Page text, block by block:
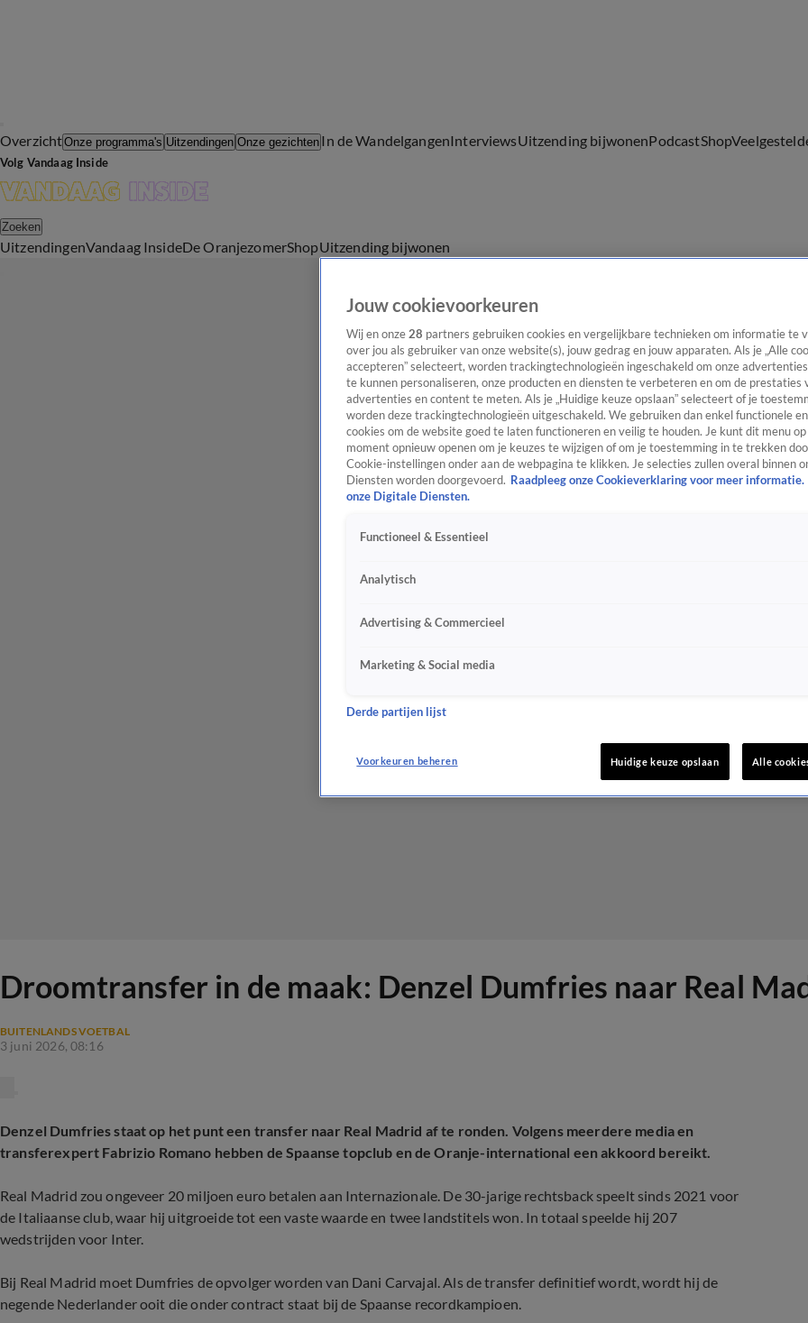
OverzichtOnze programma's Uitzendingen Onze gezichten In de WandelgangenInterviewsUitzending bijwonenPodcastShop
Volg Vandaag Inside
Zoeken
UitzendingenVandaag InsideDe OranjezomerShopUitzending bijwonen
Droomtransfer in de maak: Denzel Dumfries naar Real
BUITENLANDS VOETBAL
3 juni 2026, 08:16
Denzel Dumfries staat op het punt een transfer naar Real Madrid af te ronden. Volgens meerdere media en
transferexpert Fabrizio Romano hebben de Spaanse topclub en de Oranje-international een akkoord bereikt.
Real Madrid zou ongeveer 20 miljoen euro betalen aan Internazionale. De 30-jarige rechtsback speelt sinds 2021 voor
de Italiaanse club, waar hij uitgroeide tot een vaste waarde en twee landstitels won. In totaal speelde hij 207
wedstrijden voor Inter.
Bij Real Madrid moet Dumfries de opvolger worden van Dani Carvajal. Als de transfer definitief wordt, wordt hij de
negende Nederlander ooit die onder contract staat bij de Spaanse recordkampioen.
Jouw cookievoorkeuren
Wij en onze 28 partners gebruiken cookies en vergelijkbare technieken om informatie te
over jou als gebruiker van onze website(s), jouw gedrag en jouw apparaten. Als je „Alle
accepteren” selecteert, worden trackingtechnologieën ingeschakeld om onze
te kunnen personaliseren, onze producten en diensten te verbeteren en om de prestaties
advertenties en content te meten. Als je „Huidige keuze opslaan” selecteert of je
worden deze trackingtechnologieën uitgeschakeld. We gebruiken dan enkel functionele
cookies om de website goed te laten functioneren en veilig te houden. Je kunt dit menu
moment opnieuw openen om je keuzes te wijzigen of om je toestemming in te trekken
Cookie-instellingen onder aan de webpagina te klikken. Je selecties zullen overal binnen
Diensten worden doorgevoerd. Raadpleeg onze Cookieverklaring voor meer informatie.
onze Digitale Diensten.
Functioneel & Essentieel
Analytisch
Advertising & Commercieel
Marketing & Social media
Derde partijen lijst
Voorkeuren beheren Huidige keuze opslaan Alle